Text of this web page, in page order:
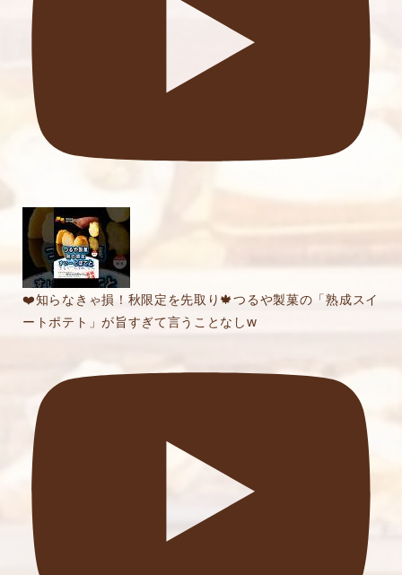
❤️知らなきゃ損！秋限定を先取り🍁つるや製菓の「熟成スイ
ートポテト」が旨すぎて言うことなしw